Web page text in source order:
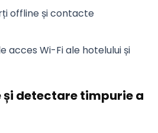
offline și contacte
acces Wi-Fi ale hotelului și
și detectare timpurie a